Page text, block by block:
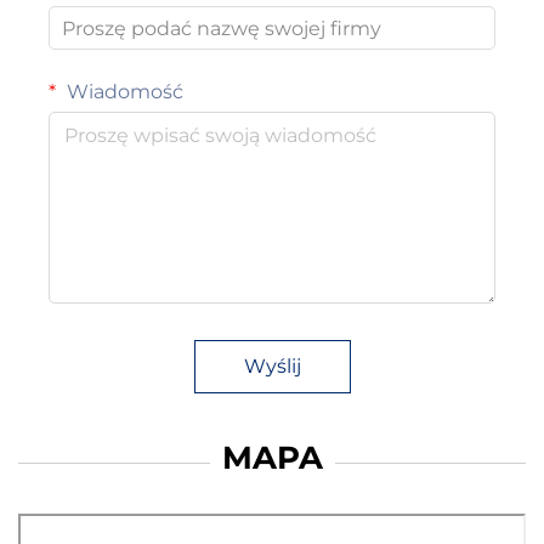
Wiadomość
Wyślij
MAPA